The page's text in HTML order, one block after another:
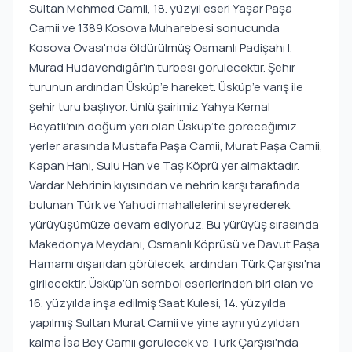
Sultan Mehmed Camii, 18. yüzyıl eseri Yaşar Paşa
Camii ve 1389 Kosova Muharebesi sonucunda
Kosova Ovası'nda öldürülmüş Osmanlı Padişahı I.
Murad Hüdavendigâr'ın türbesi görülecektir. Şehir
turunun ardından Üsküp’e hareket. Üsküp’e varış ile
şehir turu başlıyor. Ünlü şairimiz Yahya Kemal
Beyatlı’nın doğum yeri olan Üsküp’te göreceğimiz
yerler arasında Mustafa Paşa Camii, Murat Paşa Camii,
Kapan Hanı, Sulu Han ve Taş Köprü yer almaktadır.
Vardar Nehrinin kıyısından ve nehrin karşı tarafında
bulunan Türk ve Yahudi mahallelerini seyrederek
yürüyüşümüze devam ediyoruz. Bu yürüyüş sırasında
Makedonya Meydanı, Osmanlı Köprüsü ve Davut Paşa
Hamamı dışarıdan görülecek, ardından Türk Çarşısı'na
girilecektir. Üsküp’ün sembol eserlerinden biri olan ve
16. yüzyılda inşa edilmiş Saat Kulesi, 14. yüzyılda
yapılmış Sultan Murat Camii ve yine aynı yüzyıldan
kalma İsa Bey Camii görülecek ve Türk Çarşısı'nda